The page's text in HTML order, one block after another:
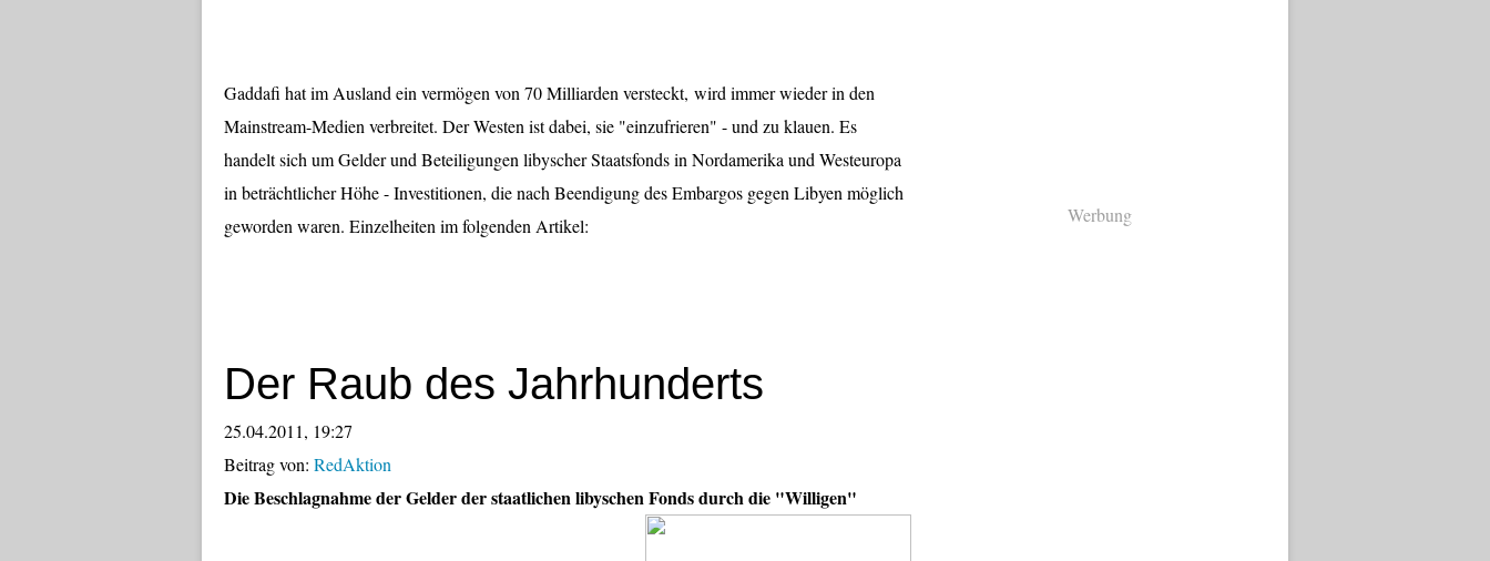
Gaddafi hat im Ausland ein vermögen von 70 Milliarden versteckt, wird immer wieder in den
Mainstream-Medien verbreitet. Der Westen ist dabei, sie "einzufrieren" - und zu klauen. Es
handelt sich um Gelder und Beteiligungen libyscher Staatsfonds in Nordamerika und Westeuropa
in beträchtlicher Höhe - Investitionen, die nach Beendigung des Embargos gegen Libyen möglich
geworden waren. Einzelheiten im folgenden Artikel:
Der Raub des Jahrhunderts
25.04.2011, 19:27
Beitrag von: RedAktion
Die Beschlagnahme der Gelder der staatlichen libyschen Fonds durch die "Willigen"
Werbung